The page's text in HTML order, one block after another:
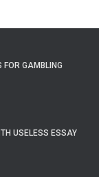
FOR GAMBLING
USELESS ESSAY